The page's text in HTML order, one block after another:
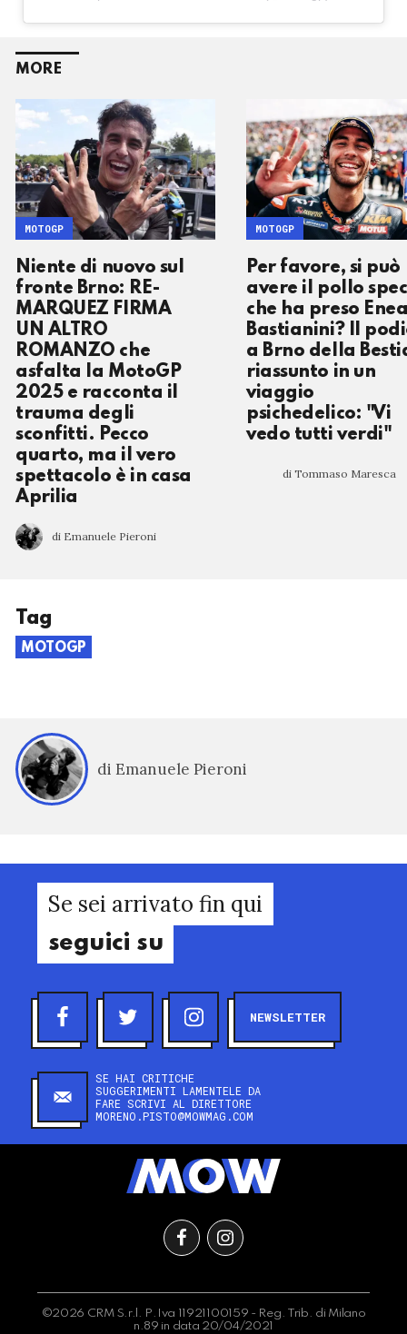
MORE
Niente di nuovo sul
fronte Brno: RE-
MARQUEZ FIRMA
UN ALTRO
ROMANZO che
asfalta la MotoGP
2025 e racconta il
trauma degli
sconfitti. Pecco
quarto, ma il vero
spettacolo è in casa
Aprilia
di Emanuele Pieroni
MOTOGP
Per favore, si può
avere il pollo
che ha preso
Bastianini? Il
a Brno della
riassunto in un
viaggio
psichedelico: "Vi
vedo tutti verdi"
di Tommaso Maresca
MOTOGP
Tag
MOTOGP
di Emanuele Pieroni
Se sei arrivato fin qui
seguici su
NEWSLETTER
SE HAI CRITICHE
SUGGERIMENTI LAMENTELE DA
FARE SCRIVI AL DIRETTORE
MORENO.PISTO@MOWMAG.COM
©2026 CRM S.r.l. P.Iva 11921100159 - Reg. Trib. di Milano
n.89 in data 20/04/2021